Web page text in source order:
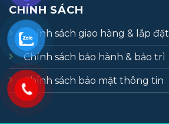
CHÍNH SÁCH
Chính sách giao hàng & lắp đặt
Chính sách bảo hành & bảo trì
Chính sách bảo mật thông tin